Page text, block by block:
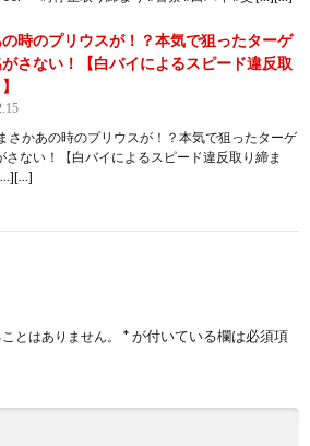
の時のプリウスが！？本気で狙ったターゲ
さない！【白バイによるスピード違反取
さかあの時のプリウスが！？本気で狙ったターゲ
さない！【白バイによるスピード違反取り締ま
とはありません。 *が付いている欄は必須項